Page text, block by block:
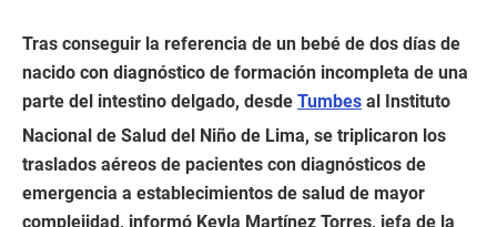
Tras conseguir la referencia de un bebé de dos días de
nacido con diagnóstico de formación incompleta de una
parte del intestino delgado, desde Tumbes al Instituto
Nacional de Salud del Niño de Lima, se triplicaron los
traslados aéreos de pacientes con diagnósticos de
emergencia a establecimientos de salud de mayor
complejidad, informó Keyla Martínez Torres, jefa de la